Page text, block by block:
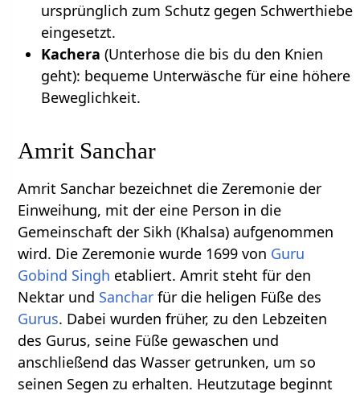
ursprünglich zum Schutz gegen Schwerthiebe
eingesetzt.
Kachera (Unterhose die bis du den Knien
geht): bequeme Unterwäsche für eine höhere
Beweglichkeit.
Amrit Sanchar
Amrit Sanchar bezeichnet die Zeremonie der
Einweihung, mit der eine Person in die
Gemeinschaft der Sikh (Khalsa) aufgenommen
wird. Die Zeremonie wurde 1699 von Guru
Gobind Singh etabliert. Amrit steht für den
Nektar und Sanchar für die heligen Füße des
Gurus. Dabei wurden früher, zu den Lebzeiten
des Gurus, seine Füße gewaschen und
anschließend das Wasser getrunken, um so
seinen Segen zu erhalten. Heutzutage beginnt